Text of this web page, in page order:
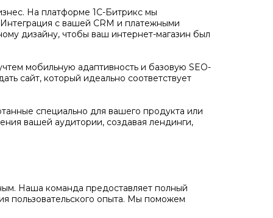
На платформе 1С-Битрикс мы
с вашей CRM и платежными
дизайну, чтобы ваш интернет-магазин был
мобильную адаптивность и базовую SEO-
сайт, который идеально соответствует
специально для вашего продукта или
вашей аудитории, создавая лендинги,
Наша команда предоставляет полный
пользовательского опыта. Мы поможем